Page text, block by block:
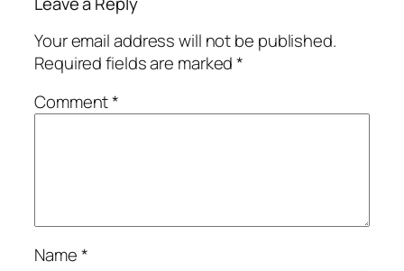
Your email address will not be published.
Required fields are marked*
Comment*
Name*